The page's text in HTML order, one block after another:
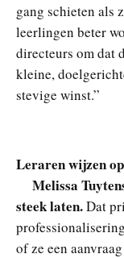
gang schieten als
leerlingen beter
directeurs om dat
kleine,
stevige winst.”
Leraren wijzen
Melissa
steek laten.Dat
of ze een